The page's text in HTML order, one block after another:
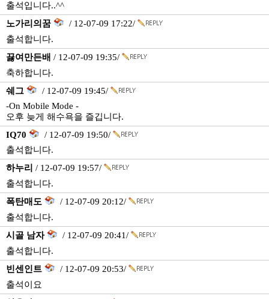
출석입니다..^^
노가리의꿈
/ 12-07-09 17:22/
출석합니다.
끓여만든배 / 12-07-09 19:35/
축하합니다.
쉐그
/ 12-07-09 19:45/
-On Mobile Mode -
오후 늦게 해수욕을 즐깁니다.
IQ70
/ 12-07-09 19:50/
출석합니다.
하누리 / 12-07-09 19:57/
출석합니다.
폭탄매도
/ 12-07-09 20:12/
출석합니다.
시골 남자
/ 12-07-09 20:41/
출석합니다.
빈센인트
/ 12-07-09 20:53/
출석이요